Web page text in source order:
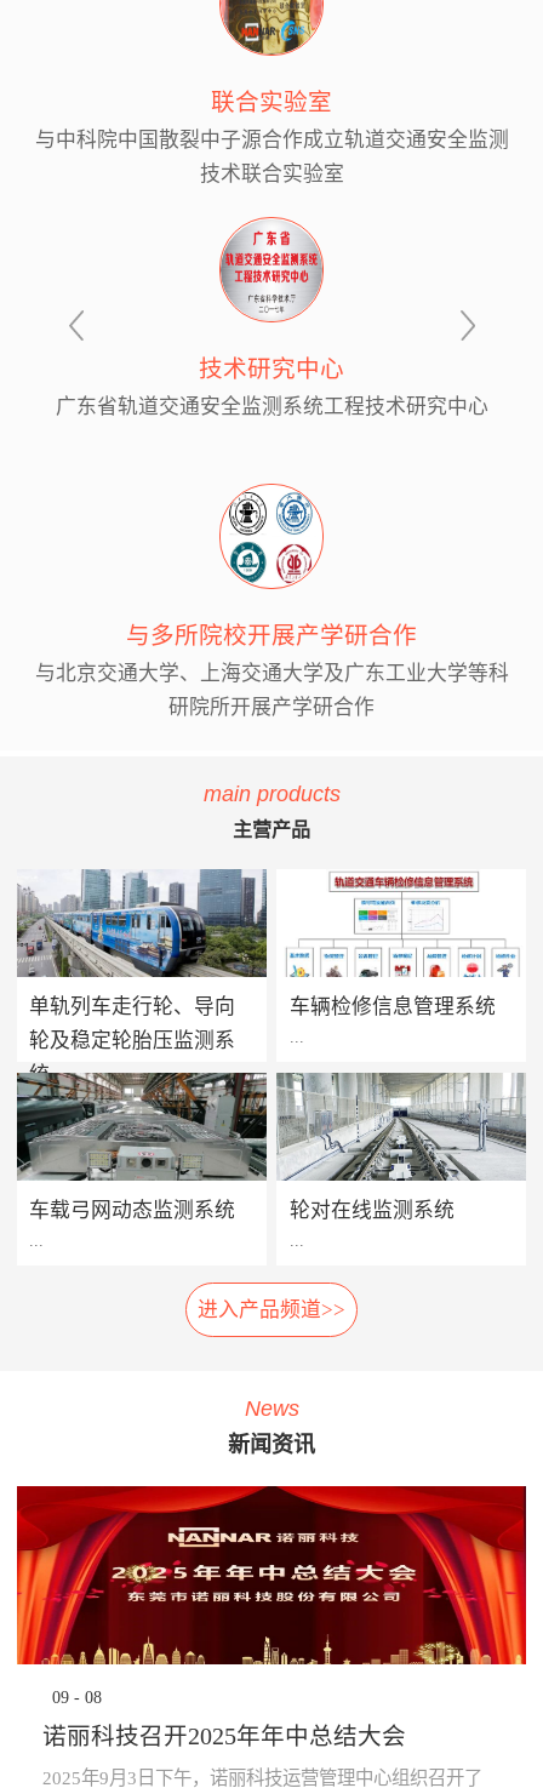
联合实验室
与中科院中国散裂中子源合作成立轨道交通安全监测
技术联合实验室
技术研究中心
广东省轨道交通安全监测系统工程技术研究中心
与多所院校开展产学研合作
与北京交通大学、上海交通大学及广东工业大学等科
研院所开展产学研合作
main products
主营产品
单轨列车走行轮、导向
轮及稳定轮胎压监测系
统
...
单轨列车胎压监测系统用于实
时监测单轨列车走行轮、导向
轮及稳定轮的轮胎气压及温度
爆胎时能够及时做出预报及报
扩大及危险的发生。 系统组
成： 1、胎压传感器· 安装在
走行轮、导向轮、稳定轮气门
运算，并对运行数据进行存
TCMS网络监控终端。 系统
功能： · 导向轮胎压值及温度
的实时监测，并对异常状态报
警；· 稳定轮胎压值及温度的
实时监测，并对异常状态报
警；· 走行轮胎压值及温度的
实时监测，并对异常状态报
分析校验，提前预知轮胎异常
状态进行预防性报警提
示。 产品优势： · 采用进口定
制的专业级精密胎压监测芯
车辆检修信息管理系统
方案价值 · 提升设备可靠性：
系统将车辆维保工作聚焦在提
高设备可靠性上，促进被动维
设备健康状态预警及检修智能
延长车辆设备的生命周期。
· 提升员工生产力：管理层通
过系统设定各项绩效指标，系
“公开、全貌、闭环”的分析及
预警，可有效激励员工主动提
“指哪打哪”的调控指挥棒与全
员自主对照改善的作用。· 提
升管理的水平：一方面，对车
辆设备故障、检修效率等量化
分析，将充分暴露管理的薄弱
环节，为有针对性提升管理水
平提供依据；另一方面，系统
提升地铁运营企业运营管理能
力。· 为决策提供依据：车辆
设备健康状态、车辆检修作业
车载弓网动态监测系统
车载弓网动态监测系统是一种
车载受电弓实时自动化、动态
测弓网状态和主要工作参数，
系统除了对弓网各种状态检测
外，还将自动记录每次被检测
的弓网状态异常时的图像及数
据。通过视觉分析技术，对受
电弓在行车时的状态监控，使
列车员能够及时了解车辆受电
弓故障，保证列车安全运
行。 分系统： 1、车载数据采
摄像机、光源、电源、工控
机、3G无线网络设备等。2、
公共网络· 通过公共网络进行
数据传输。· 网络可以采用
轮对在线监测系统
轮对在线检测系统安装在正线
站端或车辆段的入段线上，具
探测、制动闸片磨耗检测、自
动识别列车车号、自动判别行
及数据管理等功能，能做到故
障定位及故障跟踪。通过计算
机软件分析，实现对车辆轮对
安全状态进行预报，使列检工
人及时发现并处理车辆故障，
为列车安全运营保驾护航。
产品子系统： 车号图像
统 轮对尺寸检测系统
轴温在线检测系统 产品优
势： 1、体积小:采用了多
进入产品频道>>
News
新闻资讯
09 - 08
诺丽科技召开2025年年中总结大会
2025年9月3日下午，诺丽科技运营管理中心组织召开了